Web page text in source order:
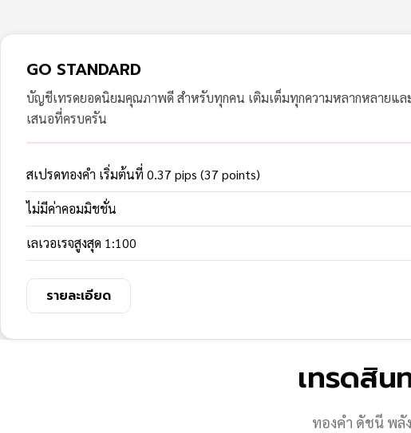
GO STANDARD
บัญชีเทรดยอดนิยมคุณภาพดี สำหรับทุกคน เติมเต็มทุกความหลากหลายแล
เสนอที่ครบครัน
สเปรดทองคำ เริ่มต้นที่ 0.37 pips (37 points)
ไม่มีค่าคอมมิชชั่น
เลเวอเรจสูงสุด 1:100
รายละเอียด
เทรดสิน
ทองคำ ดัชนี พลั